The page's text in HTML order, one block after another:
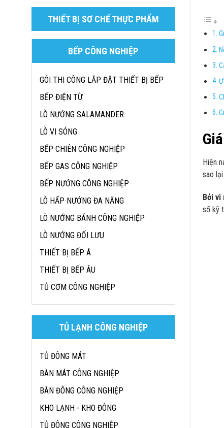
THIẾT BỊ SƠ CHẾ THỰC PHẨM
BẾP CÔNG NGHIỆP
GÓI THI CÔNG LẮP ĐẶT THIẾT BỊ BẾP
BẾP ĐIỆN TỪ
LÒ NƯỚNG SALAMANDER
LÒ VI SÓNG
BẾP CHIÊN CÔNG NGHIỆP
BẾP GAS CÔNG NGHIỆP
BẾP NƯỚNG CÔNG NGHIỆP
LÒ HẤP NƯỚNG ĐA NĂNG
LÒ NƯỚNG BÁNH CÔNG NGHIỆP
LÒ NƯỚNG ĐỐI LƯU
THIẾT BỊ BẾP Á
THIẾT BỊ BẾP ÂU
TỦ CƠM CÔNG NGHIỆP
TỦ LẠNH CÔNG NGHIỆP
TỦ ĐÔNG MÁT
BÀN MÁT CÔNG NGHIỆP
BÀN ĐÔNG CÔNG NGHIỆP
KHO LẠNH - KHO ĐÔNG
TỦ ĐÔNG CÔNG NGHIỆP
Hiện
sao
Bởi vì
số kỹ